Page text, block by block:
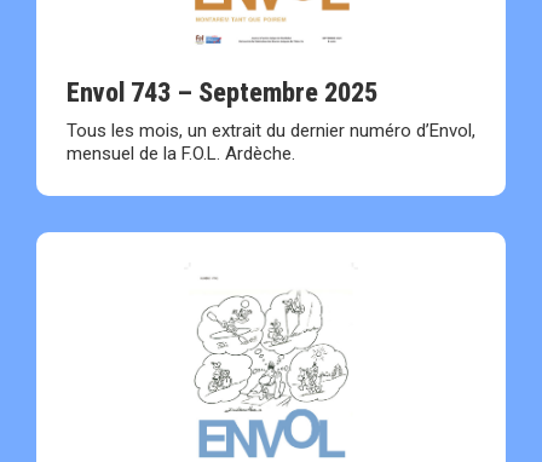
Envol 743 – Septembre 2025
Tous les mois, un extrait du dernier numéro d’Envol,
mensuel de la F.O.L. Ardèche.